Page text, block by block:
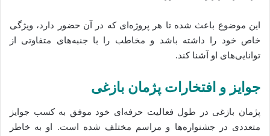
این موضوع باعث شده تا هر پروژه‌ای که در آن حضور دارد، ویژگی
خاص خود را داشته باشد و مخاطب را با جنبه‌های متفاوتی از
توانایی‌های او آشنا کند.
جوایز و افتخارات پژمان بازغی
پژمان بازغی در طول فعالیت حرفه‌ای خود موفق به کسب جوایز
متعددی در جشنواره‌ها و مراسم مختلف شده است. او به خاطر